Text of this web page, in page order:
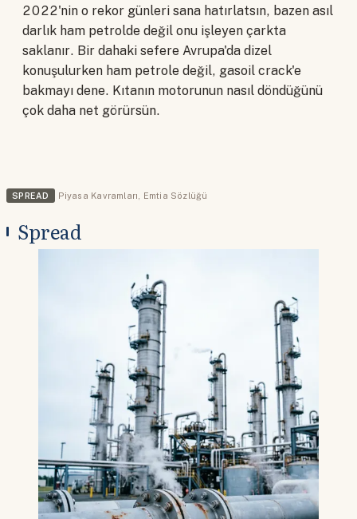
2022'nin o rekor günleri sana hatırlatsın, bazen asıl
darlık ham petrolde değil onu işleyen çarkta
saklanır. Bir dahaki sefere Avrupa'da dizel
konuşulurken ham petrole değil, gasoil crack'e
bakmayı dene. Kıtanın motorunun nasıl döndüğünü
çok daha net görürsün.
SPREAD Piyasa Kavramları, Emtia Sözlüğü
Spread